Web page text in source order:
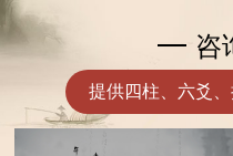
咨
提供四柱、六爻